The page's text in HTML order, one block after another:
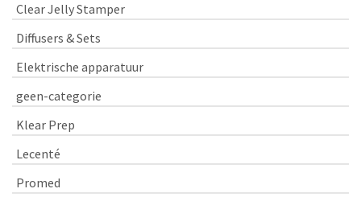
Clear Jelly Stamper
Diffusers & Sets
Elektrische apparatuur
geen-categorie
Klear Prep
Lecenté
Promed